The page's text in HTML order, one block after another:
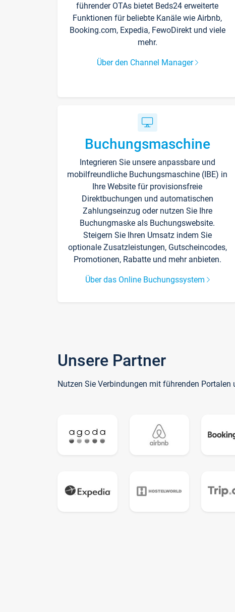
führender OTAs bietet Beds24 erweiterte
Funktionen für beliebte Kanäle wie Airbnb,
Booking.com, Expedia, FewoDirekt und viele
mehr.
Über den Channel Manager
Buchungsmaschine
Integrieren Sie unsere anpassbare und
mobilfreundliche Buchungsmaschine (IBE) in
Ihre Website für provisionsfreie
Direktbuchungen und automatischen
Zahlungseinzug oder nutzen Sie Ihre
Buchungmaske als Buchungswebsite.
Steigern Sie Ihren Umsatz indem Sie
optionale Zusatzleistungen, Gutscheincodes,
Promotionen, Rabatte und mehr anbieten.
Über das Online Buchungssystem
Unsere Partner
Nutzen Sie Verbindungen mit führenden Portalen